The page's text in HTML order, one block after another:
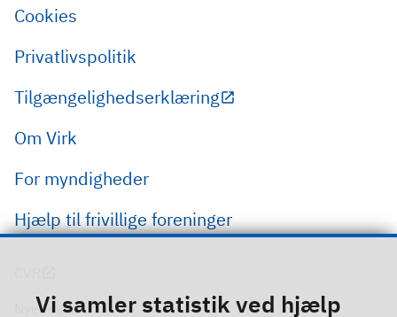
Vi samler statistik ved hjælp
Cookies
Privatlivspolitik
Tilgængelighedserklæring
Om Virk
For myndigheder
Hjælp til frivillige foreninger
Nye regler